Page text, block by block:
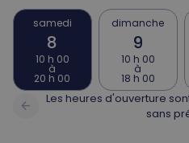
samedi
8
10 h 00
à
20 h 00
dimanche
9
10 h 00
à
18 h 00
arrow_back
Les heures d'ouverture
sans